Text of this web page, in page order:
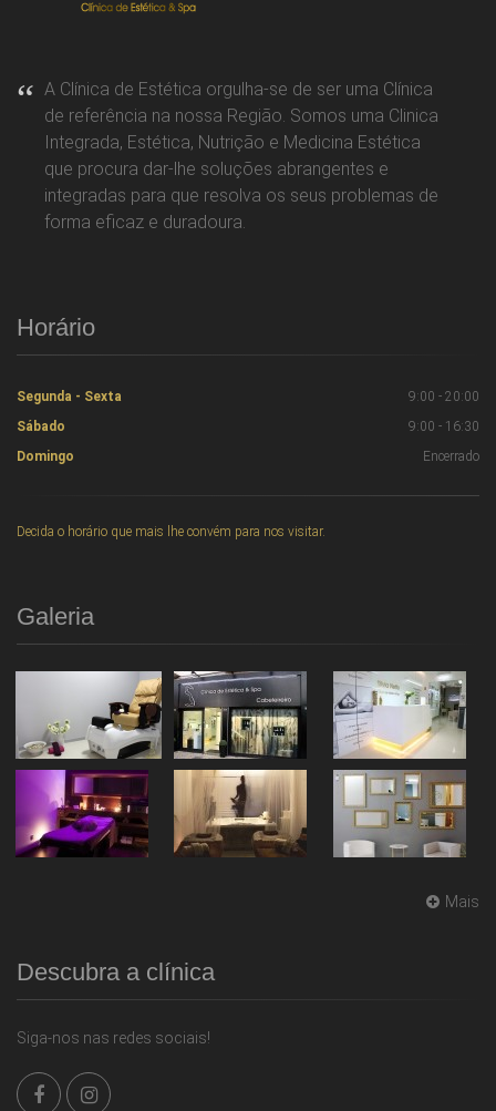
A Clínica de Estética orgulha-se de ser uma Clínica
de referência na nossa Região. Somos uma Clinica
Integrada, Estética, Nutrição e Medicina Estética
que procura dar-lhe soluções abrangentes e
integradas para que resolva os seus problemas de
forma eficaz e duradoura.
Horário
Segunda - Sexta
9:00 - 20:00
Sábado
9:00 - 16:30
Domingo
Encerrado
Decida o horário que mais lhe convém para nos visitar.
Galeria
Mais
Descubra a clínica
Siga-nos nas redes sociais!